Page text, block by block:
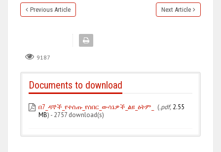
Previous Article Next Article
9187
Documents to download
በ7_ዳኞች_የተሰጡ_የሰበር_ውሳኔዎች_ልዩ_ዕትም_ (.pdf, 2.55
MB) - 2757 download(s)